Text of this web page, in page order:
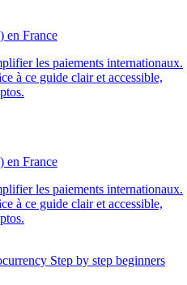
en France
les paiements internationaux.
à ce guide clair et accessible,
en France
les paiements internationaux.
à ce guide clair et accessible,